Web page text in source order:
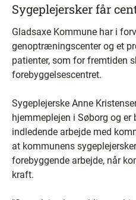
Sygeplejersker får
Gladsaxe Kommune har i
genoptræningscenter og et
patienter, som for fremtiden
forebyggelsescentret.
Sygeplejerske Anne
hjemmeplejen i Søborg og
indledende arbejde med
at kommunens
forebyggende arbejde, når
kraft.